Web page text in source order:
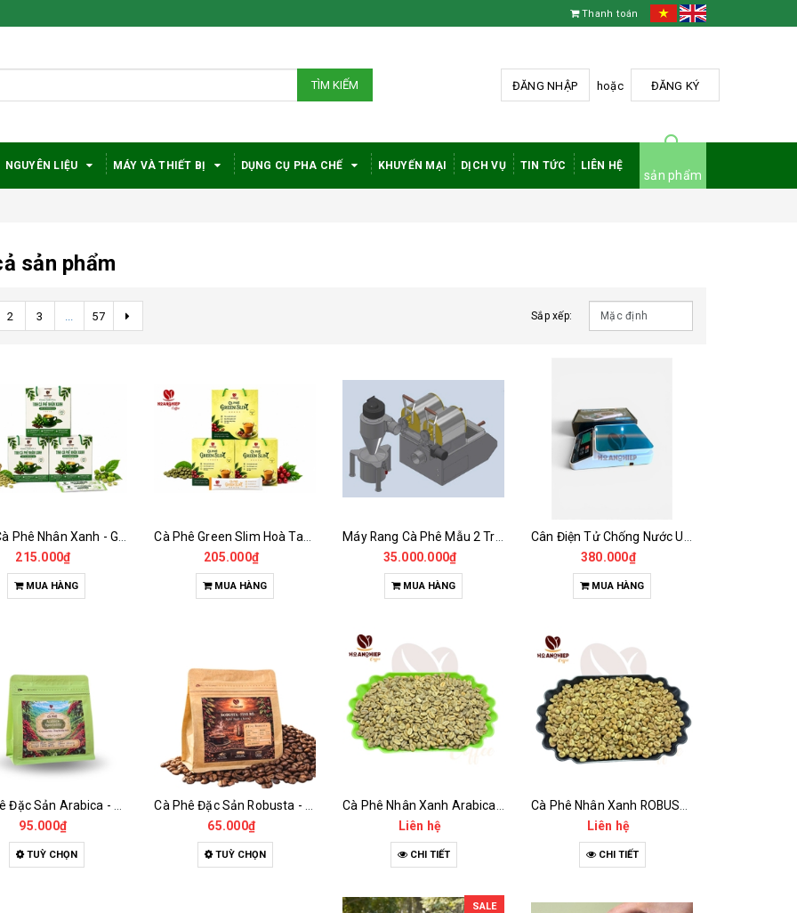
Thanh toán
TÌM KIẾM ĐĂNG NHẬP hoặc ĐĂNG KÝ
NGUYÊN LIỆU MÁY VÀ THIẾT BỊ DỤNG CỤ PHA CHẾ KHUYẾN MẠI DỊCH VỤ TIN TỨC LIÊN HỆ
sản phẩm
sản phẩm
2 3 ... 57 Sắp xếp:
215.000₫
MUA HÀNG
205.000₫
MUA HÀNG
35.000.000₫
MUA HÀNG
380.000₫
MUA HÀNG
95.000₫
TUỲ CHỌN
65.000₫
TUỲ CHỌN
Liên hệ
CHI TIẾT
Liên hệ
CHI TIẾT
SALE